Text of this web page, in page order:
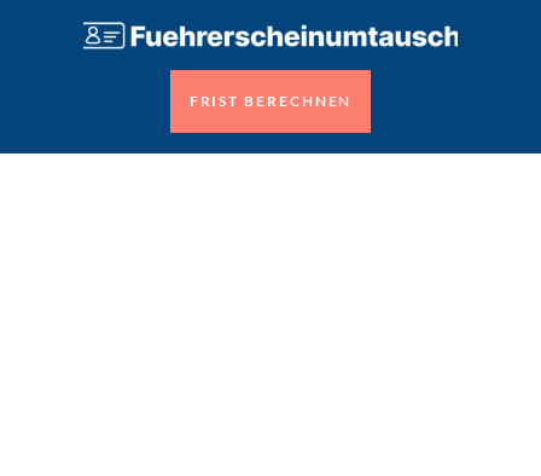
FRIST BERECHNEN